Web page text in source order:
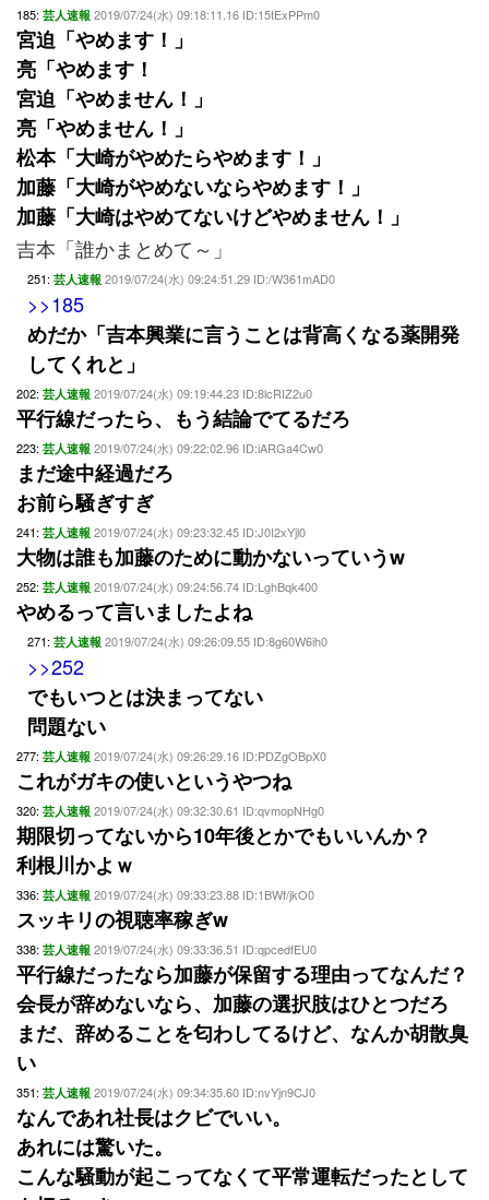
185: 芸人速報 2019/07/24(水) 09:18:11.16 ID:15tExPPm0
宮迫「やめます！」
亮「やめます！
宮迫「やめません！」
亮「やめません！」
松本「大崎がやめたらやめます！」
加藤「大崎がやめないならやめます！」
加藤「大崎はやめてないけどやめません！」
吉本「誰かまとめて～」
251: 芸人速報 2019/07/24(水) 09:24:51.29 ID:/W361mAD0
>>185
めだか「吉本興業に言うことは背高くなる薬開発
してくれと」
202: 芸人速報 2019/07/24(水) 09:19:44.23 ID:8lcRIZ2u0
平行線だったら、もう結論でてるだろ
223: 芸人速報 2019/07/24(水) 09:22:02.96 ID:iARGa4Cw0
まだ途中経過だろ
お前ら騒ぎすぎ
241: 芸人速報 2019/07/24(水) 09:23:32.45 ID:J0I2xYjl0
大物は誰も加藤のために動かないっていうw
252: 芸人速報 2019/07/24(水) 09:24:56.74 ID:LghBqk400
やめるって言いましたよね
271: 芸人速報 2019/07/24(水) 09:26:09.55 ID:8g60W6ih0
>>252
でもいつとは決まってない
問題ない
277: 芸人速報 2019/07/24(水) 09:26:29.16 ID:PDZgOBpX0
これがガキの使いというやつね
320: 芸人速報 2019/07/24(水) 09:32:30.61 ID:qvmopNHg0
期限切ってないから10年後とかでもいいんか？
利根川かよｗ
336: 芸人速報 2019/07/24(水) 09:33:23.88 ID:1BWf/jkO0
スッキリの視聴率稼ぎw
338: 芸人速報 2019/07/24(水) 09:33:36.51 ID:qpcedfEU0
平行線だったなら加藤が保留する理由ってなんだ？
会長が辞めないなら、加藤の選択肢はひとつだろ
まだ、辞めることを匂わしてるけど、なんか胡散臭
い
351: 芸人速報 2019/07/24(水) 09:34:35.60 ID:nvYjn9CJ0
なんであれ社長はクビでいい。
あれには驚いた。
こんな騒動が起こってなくて平常運転だったとして